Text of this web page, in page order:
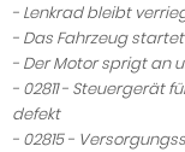
- Lenkrad bleibt
- Das Fahrzeug
- Der Motor sprigt an
- 02811 - Steuergerät
defekt
- 02815 -